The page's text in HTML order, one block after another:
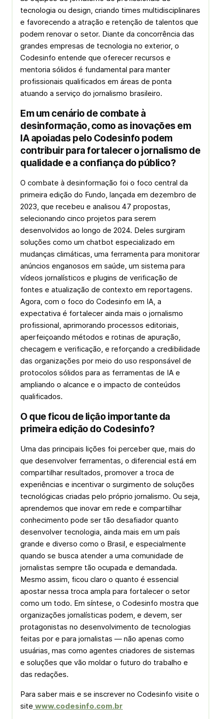
tecnologia ou design, criando times multidisciplinares
e favorecendo a atração e retenção de talentos que
podem renovar o setor. Diante da concorrência das
grandes empresas de tecnologia no exterior, o
Codesinfo entende que oferecer recursos e
mentoria sólidos é fundamental para manter
profissionais qualificados em áreas de ponta
atuando a serviço do jornalismo brasileiro.
Em um cenário de combate à
desinformação, como as inovações em
IA apoiadas pelo Codesinfo podem
contribuir para fortalecer o jornalismo de
qualidade e a confiança do público?
O combate à desinformação foi o foco central da
primeira edição do Fundo, lançada em dezembro de
2023, que recebeu e analisou 47 propostas,
selecionando cinco projetos para serem
desenvolvidos ao longo de 2024. Deles surgiram
soluções como um chatbot especializado em
mudanças climáticas, uma ferramenta para monitorar
anúncios enganosos em saúde, um sistema para
vídeos jornalísticos e plugins de verificação de
fontes e atualização de contexto em reportagens.
Agora, com o foco do Codesinfo em IA, a
expectativa é fortalecer ainda mais o jornalismo
profissional, aprimorando processos editoriais,
aperfeiçoando métodos e rotinas de apuração,
checagem e verificação, e reforçando a credibilidade
das organizações por meio do uso responsável de
protocolos sólidos para as ferramentas de IA e
ampliando o alcance e o impacto de conteúdos
qualificados.
O que ficou de lição importante da
primeira edição do Codesinfo?
Uma das principais lições foi perceber que, mais do
que desenvolver ferramentas, o diferencial está em
compartilhar resultados, promover a troca de
experiências e incentivar o surgimento de soluções
tecnológicas criadas pelo próprio jornalismo. Ou seja,
aprendemos que inovar em rede e compartilhar
conhecimento pode ser tão desafiador quanto
desenvolver tecnologia, ainda mais em um país
grande e diverso como o Brasil, e especialmente
quando se busca atender a uma comunidade de
jornalistas sempre tão ocupada e demandada.
Mesmo assim, ficou claro o quanto é essencial
apostar nessa troca ampla para fortalecer o setor
como um todo. Em síntese, o Codesinfo mostra que
organizações jornalísticas podem, e devem, ser
protagonistas no desenvolvimento de tecnologias
feitas por e para jornalistas — não apenas como
usuárias, mas como agentes criadores de sistemas
e soluções que vão moldar o futuro do trabalho e
das redações.
Para saber mais e se inscrever no Codesinfo visite o
site www.codesinfo.com.br